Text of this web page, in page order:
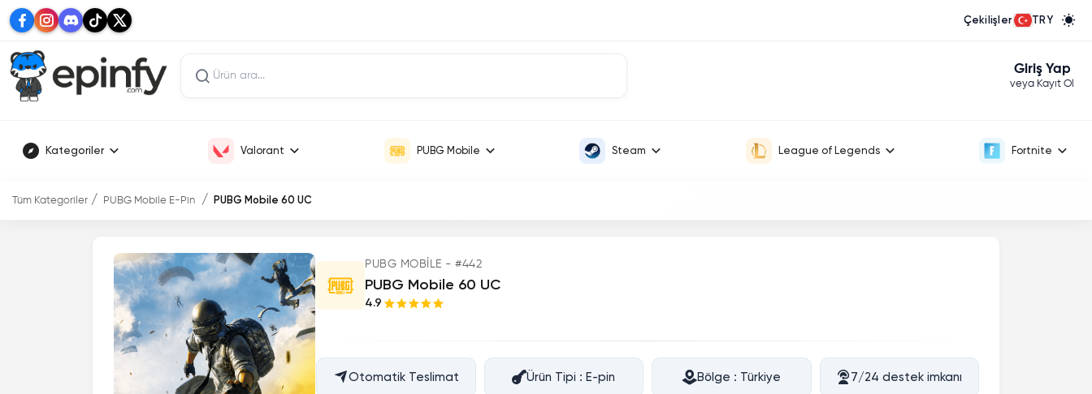
Çekilişler TRY
Giriş Yap
veya Kayıt Ol
Kategoriler Valorant PUBG Mobile Steam League of Legends Fortnite
Tüm Kategoriler PUBG Mobile E-Pin PUBG Mobile 60 UC
PUBG MOBILE - #442
PUBG Mobile 60 UC
4.9
Otomatik Teslimat Ürün Tipi : E-pin Bölge : Türkiye 7/24 destek imkanı